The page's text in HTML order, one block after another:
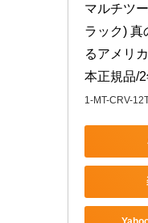
マルチツ
ラック) 真
るアメリ
本正規品/2
1-MT-CRV-